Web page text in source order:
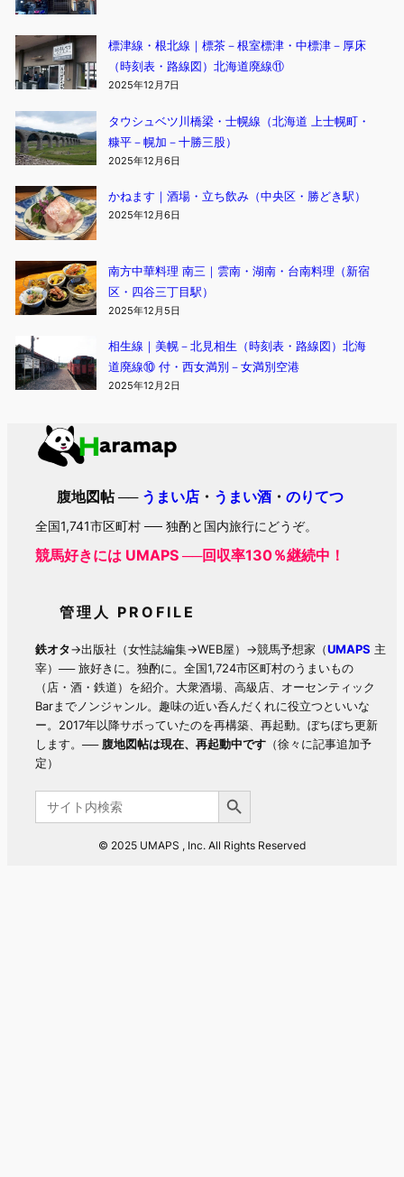
標津線・根北線｜標茶－根室標津・中標津－厚床
（時刻表・路線図）北海道廃線⑪
2025年12月7日
タウシュベツ川橋梁・士幌線（北海道 上士幌町・
糠平－幌加－十勝三股）
2025年12月6日
かねます｜酒場・立ち飲み（中央区・勝どき駅）
2025年12月6日
南方中華料理 南三｜雲南・湖南・台南料理（新宿
区・四谷三丁目駅）
2025年12月5日
相生線｜美幌－北見相生（時刻表・路線図）北海
道廃線⑩ 付・西女満別－女満別空港
2025年12月2日
腹地図帖 ── うまい店 ・ うまい酒 ・のりてつ
全国1,741市区町村 ── 独酌と国内旅行にどうぞ。
競馬好きには UMAPS ──回収率130％継続中！
管理人 PROFILE
鉄オタ→出版社（女性誌編集→WEB屋）→競馬予想家（UMAPS 主
宰）── 旅好きに。独酌に。全国1,724市区町村のうまいもの
（店・酒・鉄道）を紹介。大衆酒場、高級店、オーセンティック
Barまでノンジャンル。趣味の近い呑んだくれに役立つといいな
ー。2017年以降サボっていたのを再構築、再起動。ぼちぼち更新
します。── 腹地図帖は現在、再起動中です （徐々に記事追加予
定）
Search
for:
Search Button
© 2025 UMAPS , Inc. All Rights Reserved